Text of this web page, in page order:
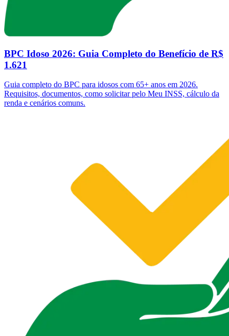
BPC Idoso 2026: Guia Completo do Benefício de R$
1.621
Guia completo do BPC para idosos com 65+ anos em 2026.
Requisitos, documentos, como solicitar pelo Meu INSS, cálculo da
renda e cenários comuns.